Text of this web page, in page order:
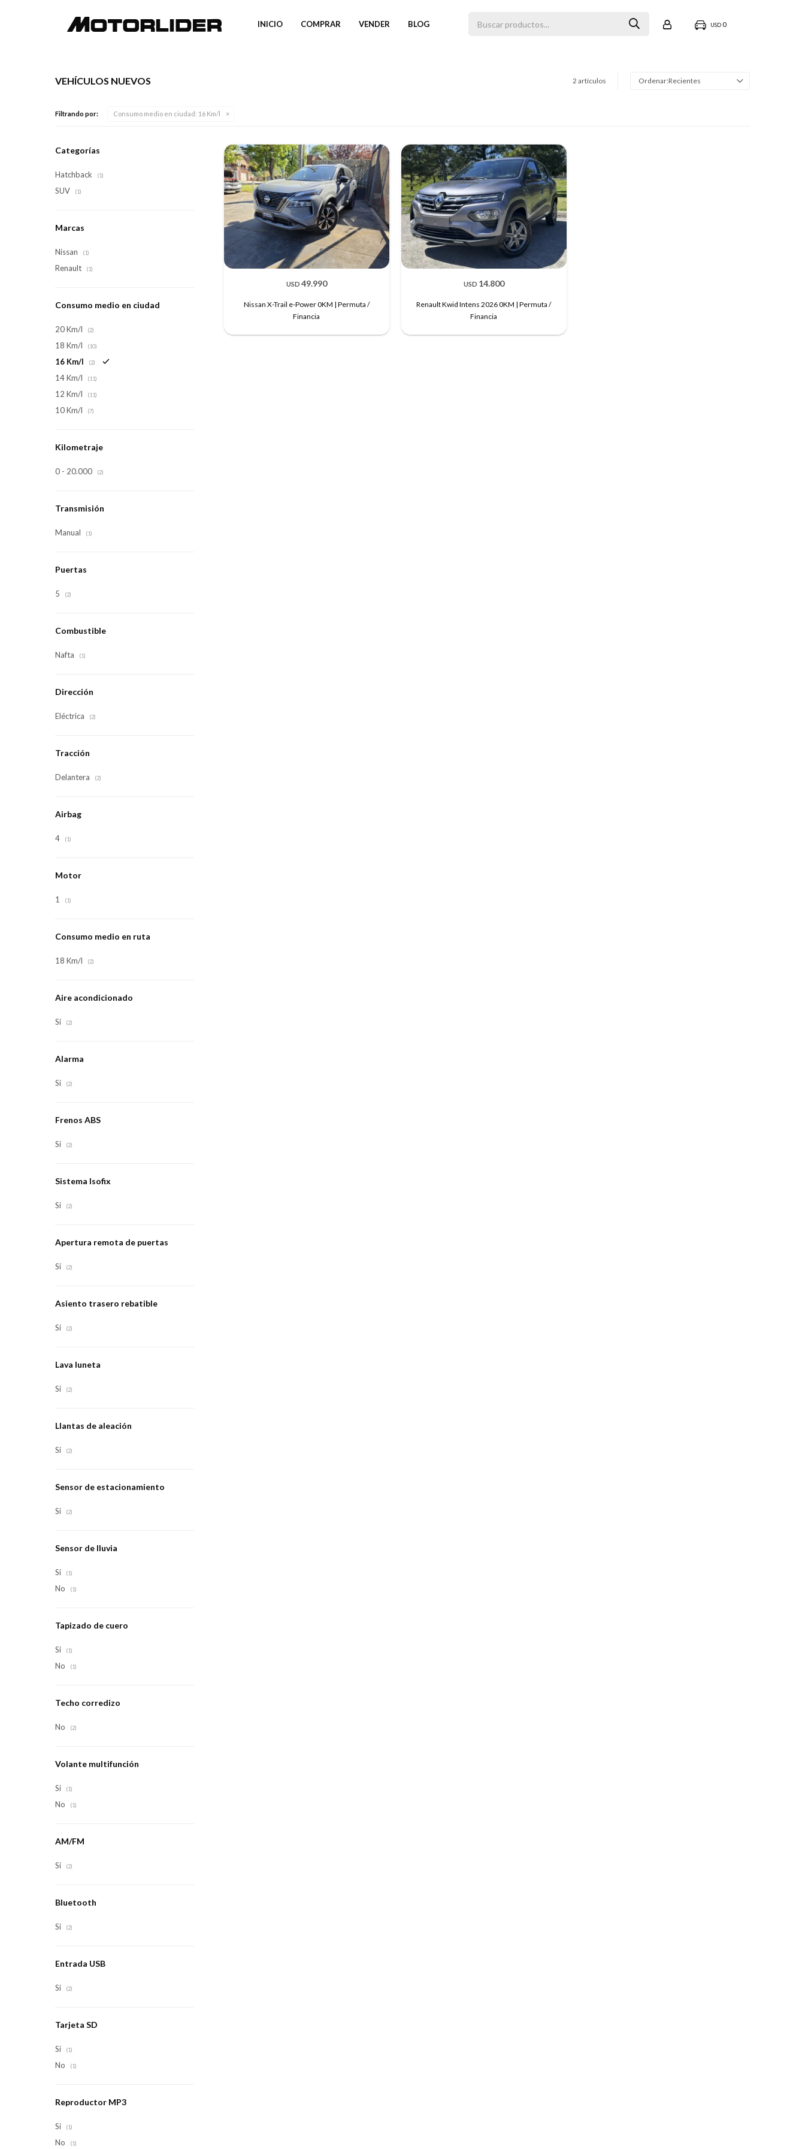
INICIO COMPRAR VENDER BLOG USD 0
VEHÍCULOS NUEVOS 2 artículos Recientes
Filtrando por: Consumo medio en ciudad: 16 Km/l
USD 49.990
Nissan X-Trail e-Power 0KM | Permuta /
Financia
USD 14.800
Renault Kwid Intens 2026 0KM | Permuta /
Financia
Categorías
Hatchback (1)
SUV (1)
Marcas
Nissan (1)
Renault (1)
Consumo medio en ciudad
20 Km/l (2)
18 Km/l (10)
16 Km/l (2)
14 Km/l (11)
12 Km/l (11)
10 Km/l (7)
Kilometraje
0 - 20.000 (2)
Transmisión
Manual (1)
Puertas
5 (2)
Combustible
Nafta (1)
Dirección
Eléctrica (2)
Tracción
Delantera (2)
Airbag
4 (1)
Motor
1 (1)
Consumo medio en ruta
18 Km/l (2)
Aire acondicionado
Si (2)
Alarma
Si (2)
Frenos ABS
Si (2)
Sistema Isofix
Si (2)
Apertura remota de puertas
Si (2)
Asiento trasero rebatible
Si (2)
Lava luneta
Si (2)
Llantas de aleación
Si (2)
Sensor de estacionamiento
Si (2)
Sensor de lluvia
Si (1)
No (1)
Tapizado de cuero
Si (1)
No (1)
Techo corredizo
No (2)
Volante multifunción
Si (1)
No (1)
AM/FM
Si (2)
Bluetooth
Si (2)
Entrada USB
Si (2)
Tarjeta SD
Si (1)
No (1)
Reproductor MP3
Si (1)
No (1)